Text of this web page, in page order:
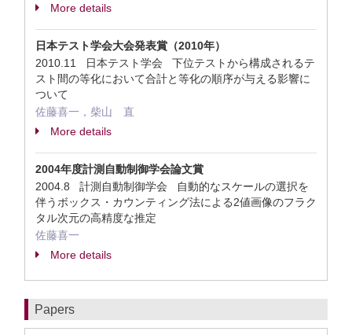
More details
日本テスト学会大会発表賞（2010年）
2010.11 日本テスト学会 下位テストから構成されるテ
スト間の等化において合計と等化の順序が与える影響に
ついて
佐藤喜一，柴山 直
More details
2004年度計測自動制御学会論文賞
2004.8 計測自動制御学会 自動的なスケールの選択を
伴うボックス・カウンティング法による2値画像のフラク
タル次元の高精度な推定
佐藤喜一
More details
Papers